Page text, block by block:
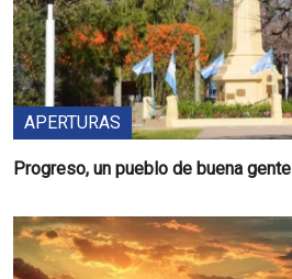
APERTURAS
Progreso, un pueblo de buena gente